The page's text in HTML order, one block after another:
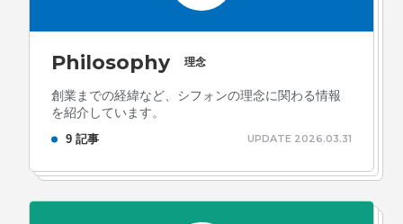
Philosophy 理念
創業までの経緯など、シフォンの理念に関わる情報
を紹介しています。
9 記事 UPDATE 2026.03.31